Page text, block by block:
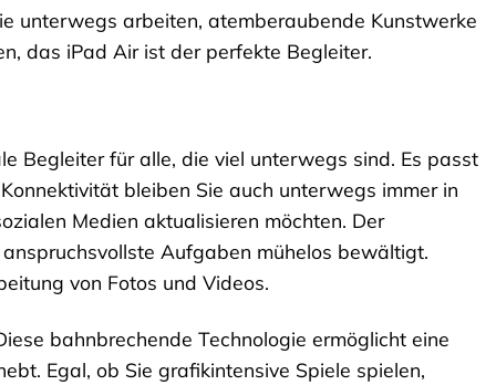
unterwegs arbeiten, atemberaubende Kunstwerke
das iPad Air ist der perfekte Begleiter.
Begleiter für alle, die viel unterwegs sind. Es passt
bleiben Sie auch unterwegs immer in
Medien aktualisieren möchten. Der
Aufgaben mühelos bewältigt.
von Fotos und Videos.
bahnbrechende Technologie ermöglicht eine
Egal, ob Sie grafikintensive Spiele spielen,